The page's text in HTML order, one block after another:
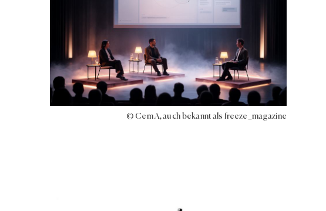
© Cem A, auch bekannt als freeze_magazine